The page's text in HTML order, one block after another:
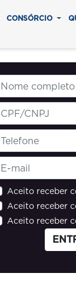
CONSÓRCIO
Aceito receber
Aceito receber
Aceito receber